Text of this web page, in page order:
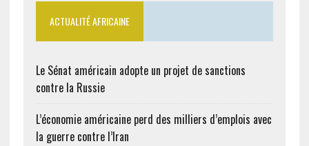
ACTUALITÉ AFRICAINE
Le Sénat américain adopte un projet de sanctions
contre la Russie
L’économie américaine perd des milliers d’emplois avec
la guerre contre l’Iran